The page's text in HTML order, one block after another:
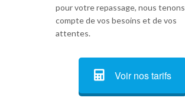
pour votre repassage, nous tenons
compte de vos besoins et de vos
attentes.
Voir nos tarifs